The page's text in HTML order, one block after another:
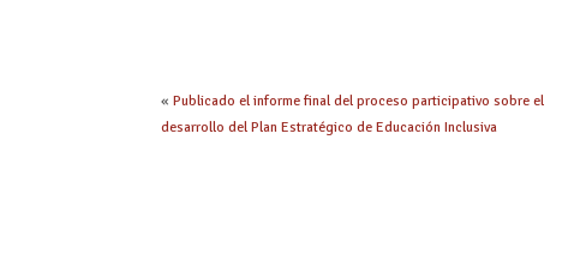
«Publicado el informe final del proceso participativo sobre el
desarrollo del Plan Estratégico de Educación Inclusiva